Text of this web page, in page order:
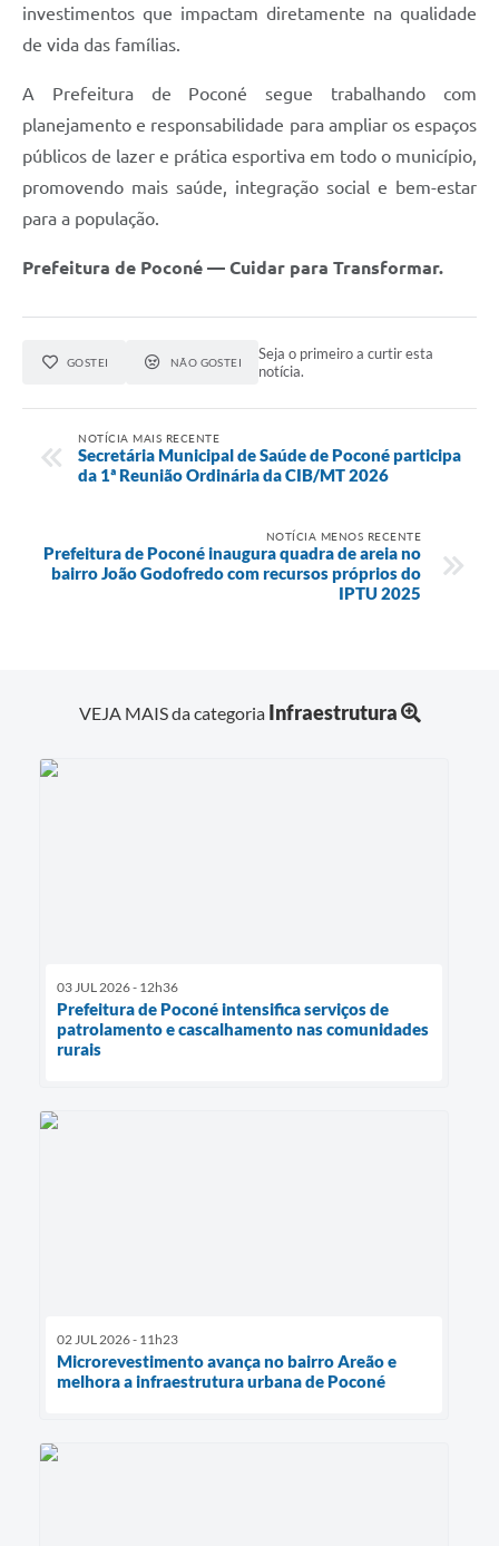
investimentos que impactam diretamente na qualidade
de vida das famílias.
A Prefeitura de Poconé segue trabalhando com
planejamento e responsabilidade para ampliar os espaços
públicos de lazer e prática esportiva em todo o município,
promovendo mais saúde, integração social e bem-estar
para a população.
Prefeitura de Poconé — Cuidar para Transformar.
GOSTEI NÃO GOSTEI
Seja o primeiro a curtir esta
notícia.
NOTÍCIA MAIS RECENTE
Secretária Municipal de Saúde de Poconé participa
da 1ª Reunião Ordinária da CIB/MT 2026
NOTÍCIA MENOS RECENTE
Prefeitura de Poconé inaugura quadra de areia no
bairro João Godofredo com recursos próprios do
IPTU 2025
VEJA MAIS da categoria Infraestrutura
03 JUL 2026 - 12h36
Prefeitura de Poconé intensifica serviços de
patrolamento e cascalhamento nas comunidades
rurais
02 JUL 2026 - 11h23
Microrevestimento avança no bairro Areão e
melhora a infraestrutura urbana de Poconé